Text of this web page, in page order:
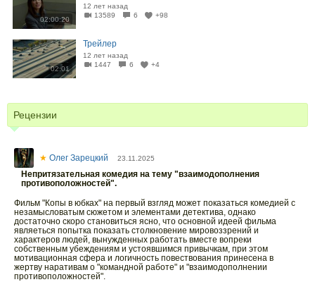
02:00:20
12 лет назад
13589
6 +98
02:01
Трейлер
12 лет назад
1447
6 +4
Рецензии
★ Олег Зарецкий 23.11.2025
Непритязательная комедия на тему "взаимодополнения
противоположностей".
Фильм "Копы в юбках" на первый взгляд может показаться комедией с
незамысловатым сюжетом и элементами детектива, однако
достаточно скоро становиться ясно, что основной идеей фильма
являеться попытка показать столкновение мировоззрений и
характеров людей, вынужденных работать вместе вопреки
собственным убеждениям и устоявшимся привычкам, при этом
мотивационная сфера и логичность повествования принесена в
жертву наративам о "командной работе" и "взаимодополнении
противоположностей".